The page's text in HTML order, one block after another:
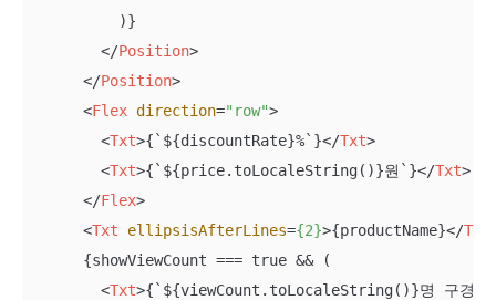
          )}
</Position>
</Position>
<Flex direction="row">
<Txt>{`${discountRate}%`}</Txt>
<Txt>{`${price.toLocaleString()}원`}</Txt>
</Flex>
<Txt ellipsisAfterLines={2}>{productName}</Txt
      {showViewCount === true && (
<Txt>{`${viewCount.toLocaleString()}명 구경